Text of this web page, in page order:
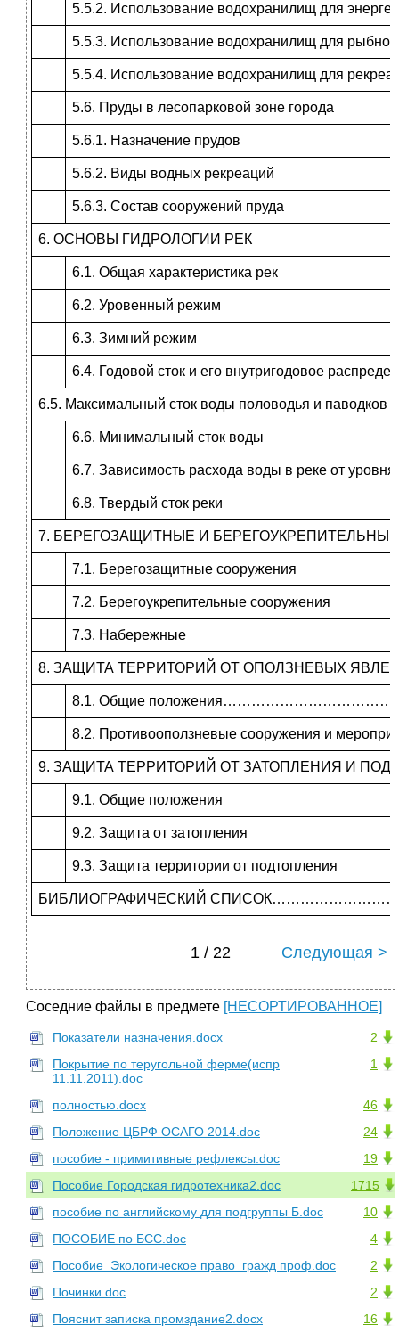
5.5.2. Использование водохранилищ для
5.5.3. Использование водохранилищ для
5.5.4. Использование водохранилищ для
5.6. Пруды в лесопарковой зоне города
5.6.1. Назначение прудов
5.6.2. Виды водных рекреаций
5.6.3. Состав сооружений пруда
6. ОСНОВЫ ГИДРОЛОГИИ РЕК
6.1. Общая характеристика рек
6.2. Уровенный режим
6.3. Зимний режим
6.4. Годовой сток и его внутригодовое
6.5. Максимальный сток воды половодья и паводков
6.6. Минимальный сток воды
6.7. Зависимость расхода воды в реке от уровня
6.8. Твердый сток реки
7. БЕРЕГОЗАЩИТНЫЕ И
7.1. Берегозащитные сооружения
7.2. Берегоукрепительные сооружения
7.3. Набережные
8. ЗАЩИТА ТЕРРИТОРИЙ ОТ ОПОЛЗНЕВЫХ
8.1. Общие
8.2. Противооползневые сооружения и
9. ЗАЩИТА ТЕРРИТОРИЙ ОТ ЗАТОПЛЕНИЯ И
9.1. Общие положения
9.2. Защита от затопления
9.3. Защита территории от подтопления
БИБЛИОГРАФИЧЕСКИЙ
1 / 22 Следующая >
Соседние файлы в предмете [НЕСОРТИРОВАННОЕ]
2
Показатели назначения.docx
1
Покрытие по теругольной ферме(испр
11.11.2011).doc
46
полностью.docx
24
Положение ЦБРФ ОСАГО 2014.doc
19
пособие - примитивные рефлексы.doc
1715
Пособие Городская гидротехника2.doc
10
пособие по английскому для подгруппы Б.doc
4
ПОСОБИЕ по БСС.doc
2
Пособие_Экологическое право_гражд проф.doc
2
Починки.doc
16
Пояснит записка промздание2.docx